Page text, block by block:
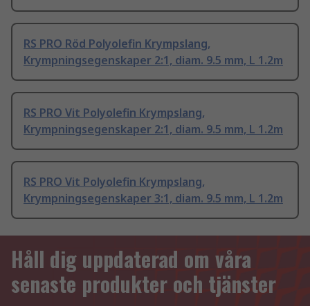
RS PRO Röd Polyolefin Krympslang,
Krympningsegenskaper 2:1, diam. 9.5 mm, L 1.2m
RS PRO Vit Polyolefin Krympslang,
Krympningsegenskaper 2:1, diam. 9.5 mm, L 1.2m
RS PRO Vit Polyolefin Krympslang,
Krympningsegenskaper 3:1, diam. 9.5 mm, L 1.2m
Håll dig uppdaterad om våra
senaste produkter och tjänster